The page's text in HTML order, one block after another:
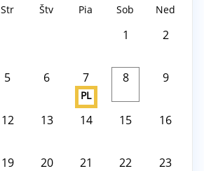
Str Štv Pia Sob Ned
1 2
5 6 7
PL
8 9
12 13 14 15 16
19 20 21 22 23